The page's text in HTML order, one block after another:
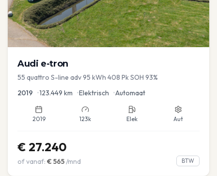
Audi e-tron
55 quattro S-line adv 95 kWh 408 Pk SOH 93%
2019 •123.449 km •Elektrisch •Automaat
2019 123k Elek Aut
€ 27.240
of vanaf: € 565/mnd BTW